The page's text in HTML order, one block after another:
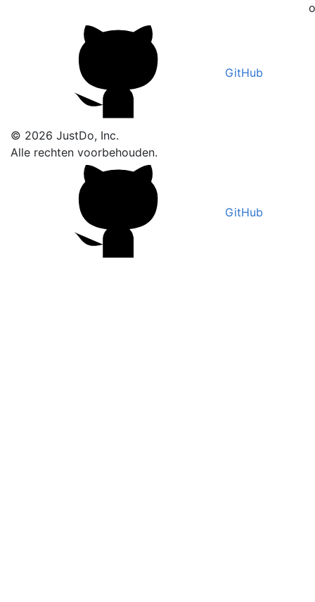
GitHub
© 2026 JustDo, Inc.
Alle rechten voorbehouden.
GitHub